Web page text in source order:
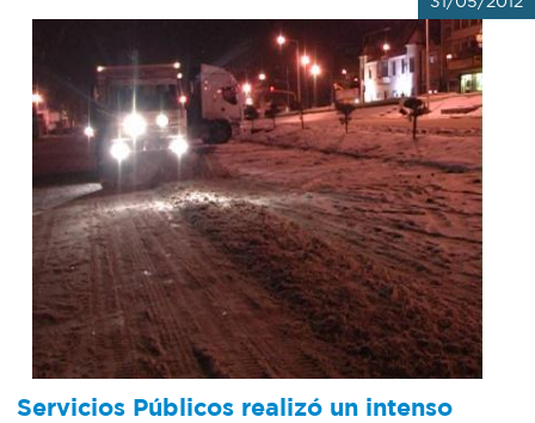
Recarga
SUBE
Servicios Públicos realizó un intenso